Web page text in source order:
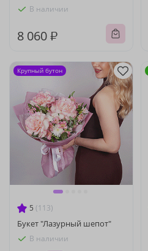
В наличии
8 060 ₽
5 (113)
Букет "Лазурный шепот"
В наличии
Крупный бутон